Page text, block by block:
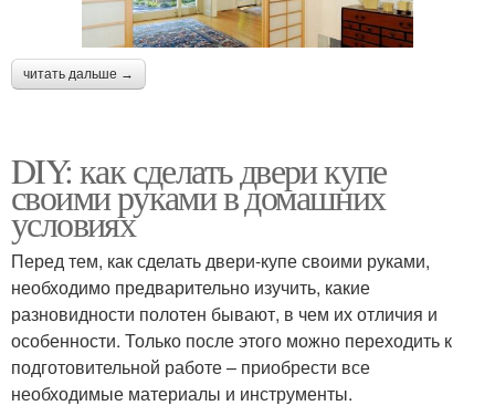
читать дальше →
DIY: как сделать двери купе
своими руками в домашних
условиях
Перед тем, как сделать двери-купе своими руками,
необходимо предварительно изучить, какие
разновидности полотен бывают, в чем их отличия и
особенности. Только после этого можно переходить к
подготовительной работе – приобрести все
необходимые материалы и инструменты.